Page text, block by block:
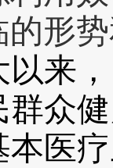
的形
以来
众
医